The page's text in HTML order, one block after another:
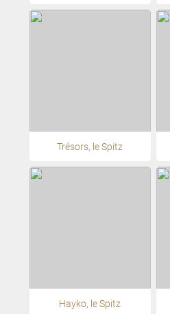
Trésors, le Spitz
Hayko, le Spitz